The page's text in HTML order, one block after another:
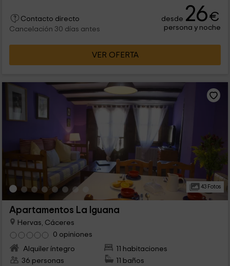
desde nuestros acogedores apartamentos, ideales para
parejas viajeras. ¡Ven a descubrir el secreto de los pueblos de
la Vera!
Contacto directo
Cancelación 30 días antes
desde 26€
persona y noche
VER OFERTA
43 Fotos
Apartamentos La Iguana
Hervas, Cáceres
0 opiniones
Alquiler íntegro
11 habitaciones
36 personas
11 baños